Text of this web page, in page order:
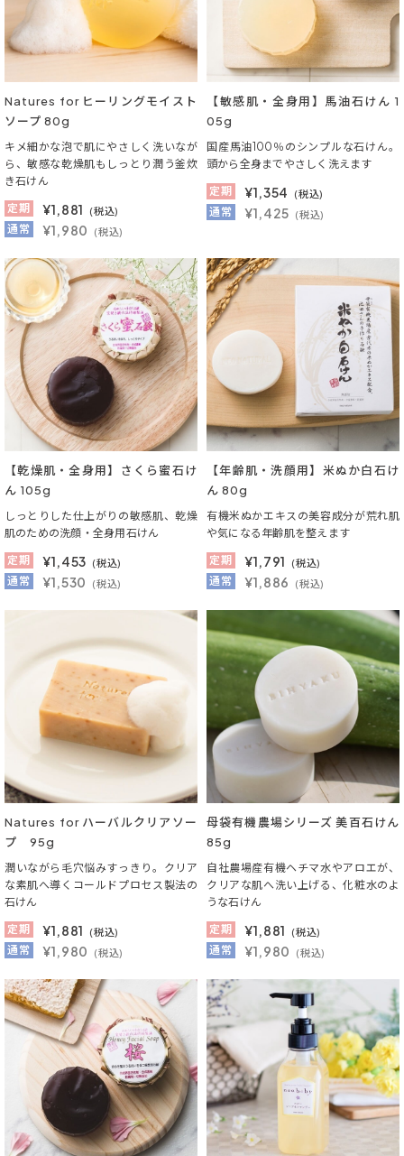
Natures for ヒーリングモイスト
ソープ 80g
キメ細かな泡で肌にやさしく洗いなが
ら、敏感な乾燥肌もしっとり潤う釜炊
き石けん
定期
¥1,881 (税込)
通常 ¥1,980 (税込)
【敏感肌・全身用】馬油石けん 1
05g
国産馬油100％のシンプルな石けん。
頭から全身までやさしく洗えます
定期
¥1,354 (税込)
通常 ¥1,425 (税込)
【乾燥肌・全身用】さくら蜜石け
ん 105g
しっとりした仕上がりの敏感肌、乾燥
肌のための洗顔・全身用石けん
定期
¥1,453 (税込)
通常 ¥1,530 (税込)
【年齢肌・洗顔用】米ぬか白石け
ん 80g
有機米ぬかエキスの美容成分が荒れ肌
や気になる年齢肌を整えます
定期
¥1,791 (税込)
通常 ¥1,886 (税込)
Natures for ハーバルクリアソー
プ 95g
潤いながら毛穴悩みすっきり。クリア
な素肌へ導くコールドプロセス製法の
石けん
定期
¥1,881 (税込)
通常 ¥1,980 (税込)
母袋有機農場シリーズ 美百石けん
85g
自社農場産有機ヘチマ水やアロエが、
クリアな肌へ洗い上げる、化粧水のよ
うな石けん
定期
¥1,881 (税込)
通常 ¥1,980 (税込)